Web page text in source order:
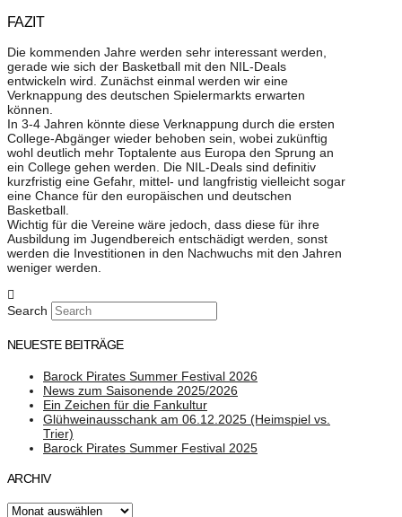
FAZIT
Die kommenden Jahre werden sehr interessant werden,
gerade wie sich der Basketball mit den NIL-Deals
entwickeln wird. Zunächst einmal werden wir eine
Verknappung des deutschen Spielermarkts erwarten
können.
In 3-4 Jahren könnte diese Verknappung durch die ersten
College-Abgänger wieder behoben sein, wobei zukünftig
wohl deutlich mehr Toptalente aus Europa den Sprung an
ein College gehen werden. Die NIL-Deals sind definitiv
kurzfristig eine Gefahr, mittel- und langfristig vielleicht sogar
eine Chance für den europäischen und deutschen
Basketball.
Wichtig für die Vereine wäre jedoch, dass diese für ihre
Ausbildung im Jugendbereich entschädigt werden, sonst
werden die Investitionen in den Nachwuchs mit den Jahren
weniger werden.
Search
NEUESTE BEITRÄGE
Barock Pirates Summer Festival 2026
News zum Saisonende 2025/2026
Ein Zeichen für die Fankultur
Glühweinausschank am 06.12.2025 (Heimspiel vs.
Trier)
Barock Pirates Summer Festival 2025
ARCHIV
Archiv